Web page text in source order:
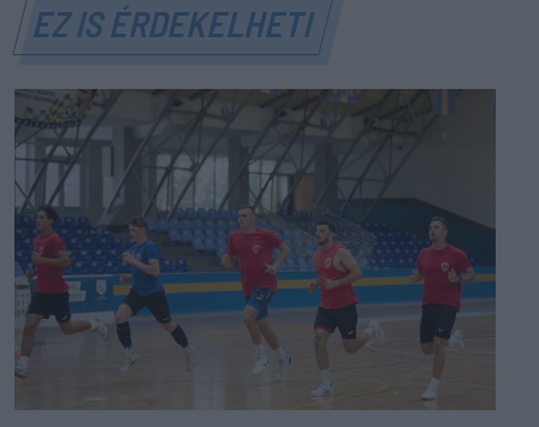
EZ IS ÉRDEKELHETI